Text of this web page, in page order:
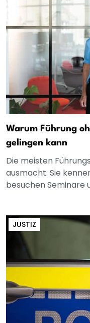
Warum Führung
gelingen kann
Die meisten
ausmacht. Sie
besuchen Seminare
JUSTIZ